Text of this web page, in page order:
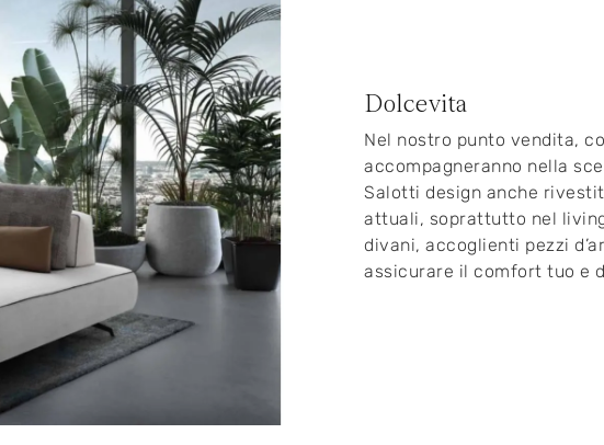
Dolcevita
Nel nostro punto vendita,
accompagneranno nella
Salotti design anche
attuali, soprattutto nel
divani, accoglienti pezzi
assicurare il comfort tuo e